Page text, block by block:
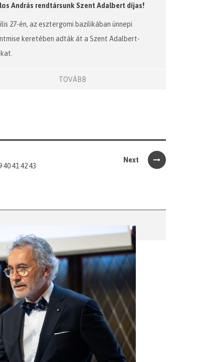
András rendtársunk Szent Adalbert díjas!
27-én, az esztergomi bazilikában ünnepi
keretében adták át a Szent Adalbert-
TOVÁBB
4041 4243
Next